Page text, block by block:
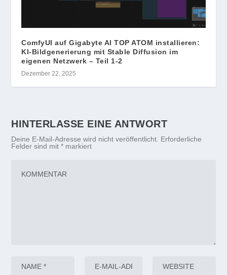
ComfyUI auf Gigabyte AI TOP ATOM installieren:
KI-Bildgenerierung mit Stable Diffusion im
eigenen Netzwerk – Teil 1-2
Dezember 22, 2025
HINTERLASSE EINE ANTWORT
Deine E-Mail-Adresse wird nicht veröffentlicht. Erforderliche
Felder sind mit* markiert